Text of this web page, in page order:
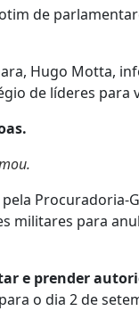
de
Hugo Motta,
de líderes para
Procuradoria-
militares para
e prender
o dia 2 de